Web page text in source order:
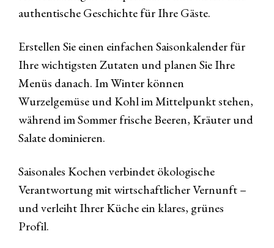
authentische Geschichte für Ihre Gäste.
Erstellen Sie einen einfachen Saisonkalender für
Ihre wichtigsten Zutaten und planen Sie Ihre
Menüs danach. Im Winter können
Wurzelgemüse und Kohl im Mittelpunkt stehen,
während im Sommer frische Beeren, Kräuter und
Salate dominieren.
Saisonales Kochen verbindet ökologische
Verantwortung mit wirtschaftlicher Vernunft –
und verleiht Ihrer Küche ein klares, grünes
Profil.